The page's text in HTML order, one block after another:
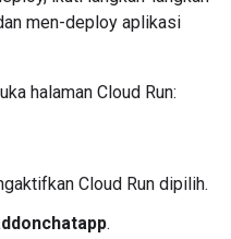
men-deploy aplikasi
halaman Cloud Run:
Cloud Run dipilih.
.